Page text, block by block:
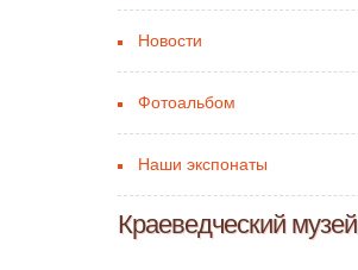
Новости
Фотоальбом
Наши экспонаты
Краеведческий музей